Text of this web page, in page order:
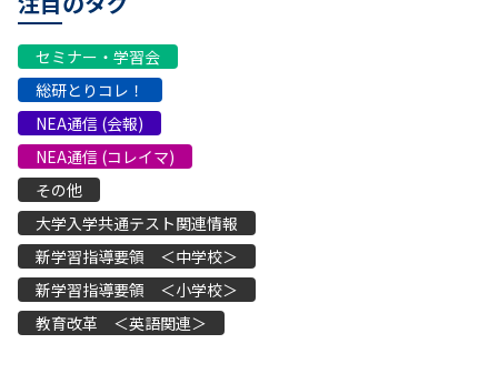
セミナー・学習会
総研とりコレ！
NEA通信 (会報)
NEA通信 (コレイマ)
その他
大学入学共通テスト関連情報
新学習指導要領 ＜中学校＞
新学習指導要領 ＜小学校＞
教育改革 ＜英語関連＞